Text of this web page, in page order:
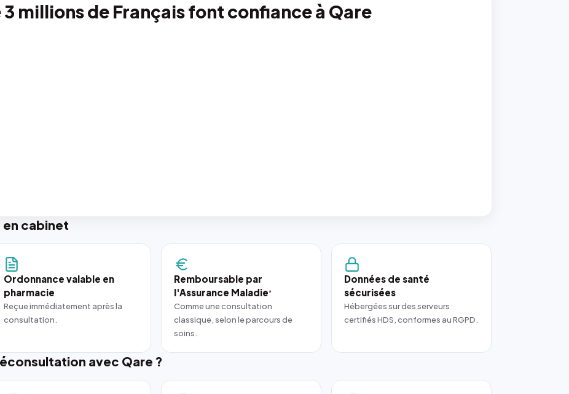
3 millions de Français font confiance à Qare
cabinet
Ordonnance valable en
pharmacie
Reçue immédiatement après la
consultation.
Remboursable par
l'Assurance Maladie*
Comme une consultation
classique, selon le parcours de
soins.
Données de santé
sécurisées
Hébergées sur des serveurs
certifiés HDS, conformes au RGPD.
avec Qare ?